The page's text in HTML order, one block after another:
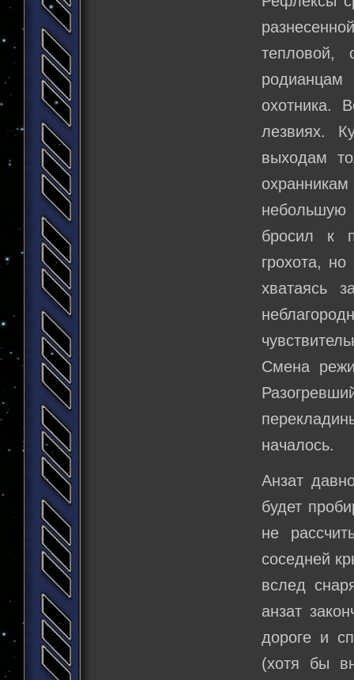
тепловой,
родианцам
охотника.
лезвиях.
выходам
бросил к
грохота,
хватаясь
Смена
началось.
Анзат
будет
не
соседней
вслед
анзат
дороге и
(хотя бы